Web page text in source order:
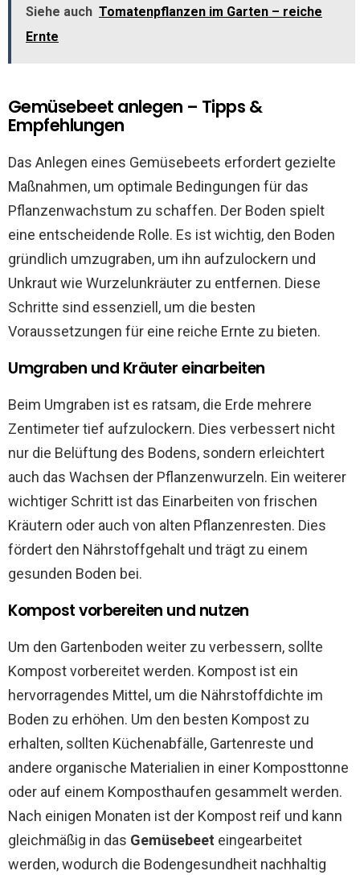
Siehe auch Tomatenpflanzen im Garten – reiche
Ernte
Gemüsebeet anlegen – Tipps &
Empfehlungen
Das Anlegen eines Gemüsebeets erfordert gezielte
Maßnahmen, um optimale Bedingungen für das
Pflanzenwachstum zu schaffen. Der Boden spielt
eine entscheidende Rolle. Es ist wichtig, den Boden
gründlich umzugraben, um ihn aufzulockern und
Unkraut wie Wurzelunkräuter zu entfernen. Diese
Schritte sind essenziell, um die besten
Voraussetzungen für eine reiche Ernte zu bieten.
Umgraben und Kräuter einarbeiten
Beim Umgraben ist es ratsam, die Erde mehrere
Zentimeter tief aufzulockern. Dies verbessert nicht
nur die Belüftung des Bodens, sondern erleichtert
auch das Wachsen der Pflanzenwurzeln. Ein weiterer
wichtiger Schritt ist das Einarbeiten von frischen
Kräutern oder auch von alten Pflanzenresten. Dies
fördert den Nährstoffgehalt und trägt zu einem
gesunden Boden bei.
Kompost vorbereiten und nutzen
Um den Gartenboden weiter zu verbessern, sollte
Kompost vorbereitet werden. Kompost ist ein
hervorragendes Mittel, um die Nährstoffdichte im
Boden zu erhöhen. Um den besten Kompost zu
erhalten, sollten Küchenabfälle, Gartenreste und
andere organische Materialien in einer Komposttonne
oder auf einem Komposthaufen gesammelt werden.
Nach einigen Monaten ist der Kompost reif und kann
gleichmäßig in das Gemüsebeet eingearbeitet
werden, wodurch die Bodengesundheit nachhaltig